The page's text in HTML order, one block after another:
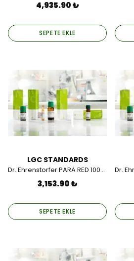
4,935.90 ₺
SEPETE EKLE
LGC STANDARDS
Dr. Ehrenstorfer PARA RED 100MG
3,153.90 ₺
SEPETE EKLE